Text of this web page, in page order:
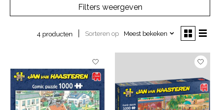
Filters weergeven
4 producten Sorteren op Meest bekeken